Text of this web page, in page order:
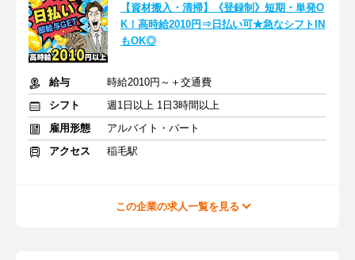
【資材搬入・清掃】《登録制》短期・単発O
K！高時給2010円⇒日払い可★急なシフトIN
もOK◎
給与
時給2010円～＋交通費
シフト
週1日以上 1日3時間以上
雇用形態
アルバイト・パート
アクセス
稲毛駅
この企業の求人一覧を見る